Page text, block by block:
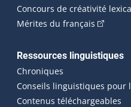
Concours de créativité
Mérites du français (Cet
Ressources linguistiques
Chroniques
Conseils linguistiques pour
Contenus téléchargeables